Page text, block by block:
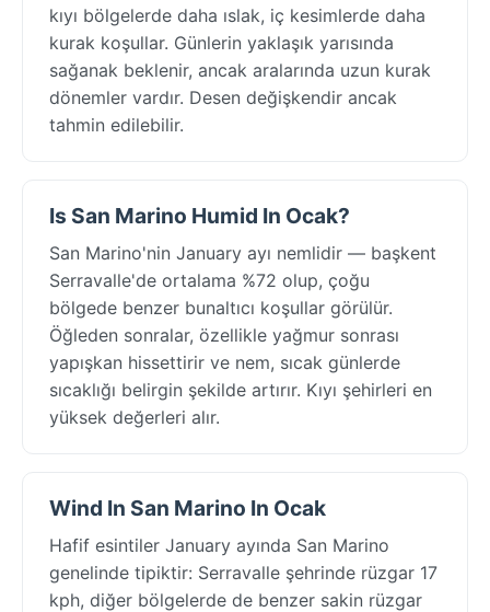
kıyı bölgelerde daha ıslak, iç kesimlerde daha
kurak koşullar. Günlerin yaklaşık yarısında
sağanak beklenir, ancak aralarında uzun kurak
dönemler vardır. Desen değişkendir ancak
tahmin edilebilir.
Is San Marino Humid In Ocak?
San Marino'nin January ayı nemlidir — başkent
Serravalle'de ortalama %72 olup, çoğu
bölgede benzer bunaltıcı koşullar görülür.
Öğleden sonralar, özellikle yağmur sonrası
yapışkan hissettirir ve nem, sıcak günlerde
sıcaklığı belirgin şekilde artırır. Kıyı şehirleri en
yüksek değerleri alır.
Wind In San Marino In Ocak
Hafif esintiler January ayında San Marino
genelinde tipiktir: Serravalle şehrinde rüzgar 17
kph, diğer bölgelerde de benzer sakin rüzgar